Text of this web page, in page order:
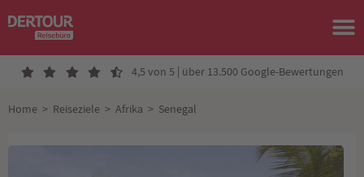
4,5 von 5 | über 13.500 Google-Bewertungen
Home > Reiseziele > Afrika > Senegal